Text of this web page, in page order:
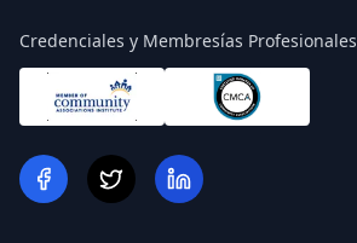
Credenciales y Membresías Profesionales